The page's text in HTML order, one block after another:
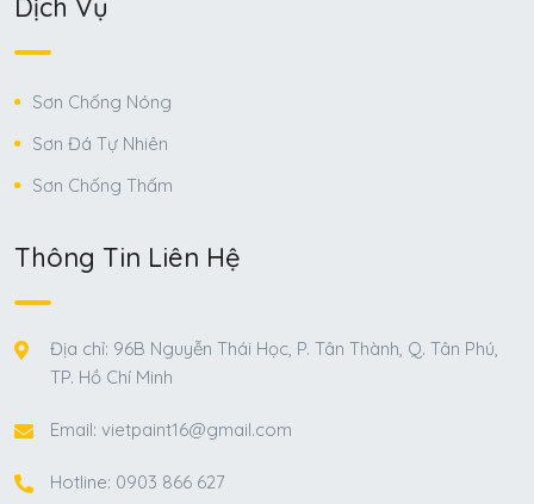
Dịch Vụ
Sơn Chống Nóng
Sơn Đá Tự Nhiên
Sơn Chống Thấm
Thông Tin Liên Hệ
Địa chỉ: 96B Nguyễn Thái Học, P. Tân Thành, Q. Tân Phú,
TP. Hồ Chí Minh
Email: vietpaint16@gmail.com
Hotline: 0903 866 627